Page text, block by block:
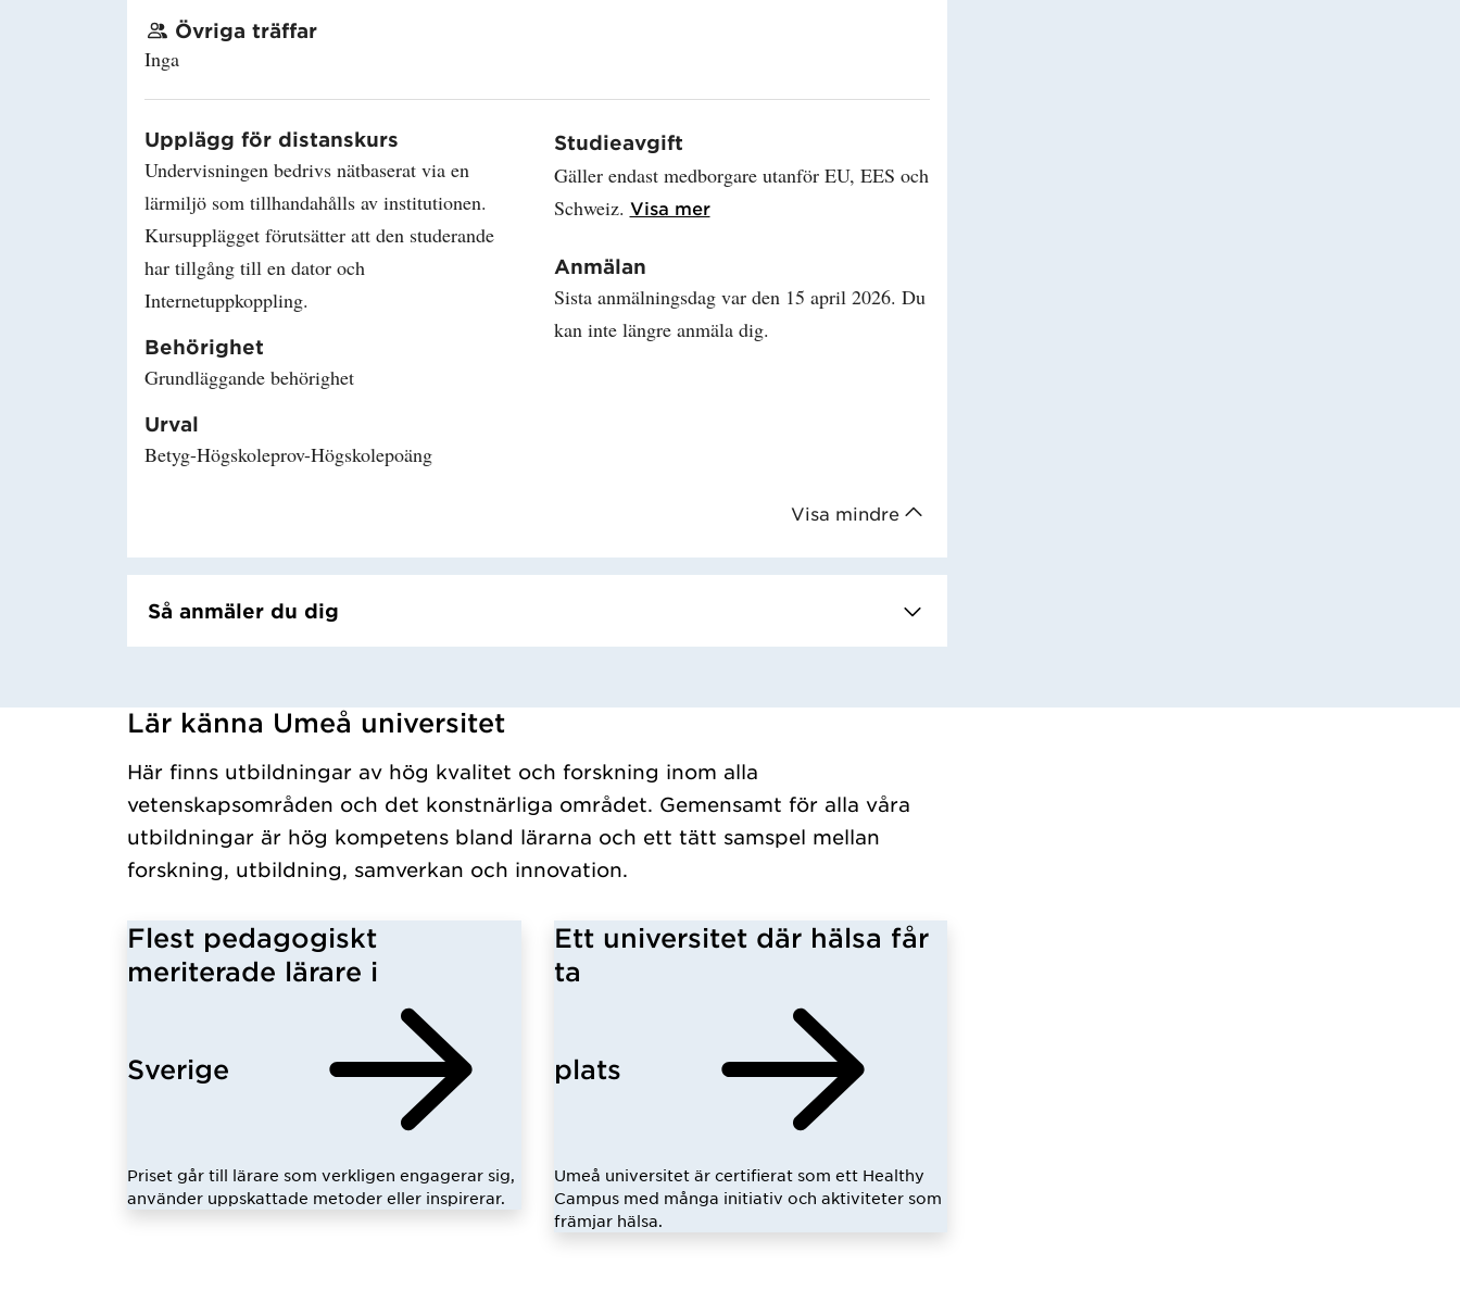
Visa mindre
Övriga träffar
Inga
Upplägg för distanskurs
Undervisningen bedrivs nätbaserat via en
lärmiljö som tillhandahålls av institutionen.
Kursupplägget förutsätter att den studerande
har tillgång till en dator och
Internetuppkoppling.
Behörighet
Grundläggande behörighet
Urval
Betyg-Högskoleprov-Högskolepoäng
Studieavgift
Gäller endast medborgare utanför EU, EES och
Schweiz. Visa merLäs mer om Studieavgift
Anmälan
Sista anmälningsdag var den 15 april 2026. Du
kan inte längre anmäla dig.
Så anmäler du dig
Har hämtat kursochkurspaket.
Lär känna Umeå universitet
Här finns utbildningar av hög kvalitet och forskning inom alla
vetenskapsområden och det konstnärliga området. Gemensamt för alla våra
utbildningar är hög kompetens bland lärarna och ett tätt samspel mellan
forskning, utbildning, samverkan och innovation.
Flest pedagogiskt
meriterade lärare i
Sverige
Priset går till lärare som verkligen engagerar sig,
använder uppskattade metoder eller inspirerar.
Ett universitet där hälsa får
ta
plats
Umeå universitet är certifierat som ett Healthy
Campus med många initiativ och aktiviteter som
främjar hälsa.